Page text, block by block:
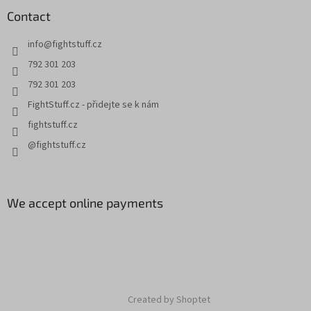
Contact
info@fightstuff.cz
792 301 203
792 301 203
FightStuff.cz - přidejte se k nám
fightstuff.cz
@fightstuff.cz
We accept online payments
Created by Shoptet